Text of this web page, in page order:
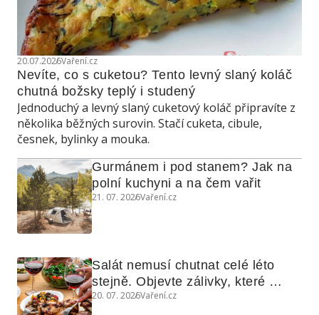
20.07.2026Vaření.cz
Nevíte, co s cuketou? Tento levný slaný koláč
chutná božsky teplý i studený
Jednoduchý a levný slaný cuketový koláč připravíte z
několika běžných surovin. Stačí cuketa, cibule,
česnek, bylinky a mouka.
Gurmánem i pod stanem? Jak na
polní kuchyni a na čem vařit
21. 07. 2026Vaření.cz
Salát nemusí chutnat celé léto
stejně. Objevte zálivky, které
využijete i na maso, nudle nebo
20. 07. 2026Vaření.cz